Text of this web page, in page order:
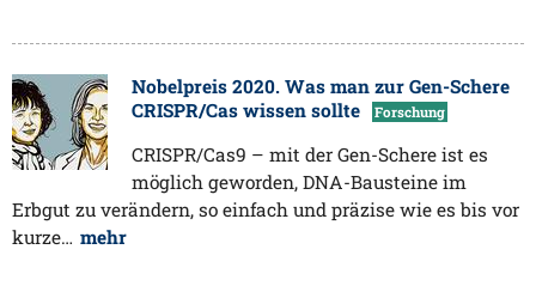
Nobelpreis 2020. Was man zur Gen-Schere
CRISPR/Cas wissen sollte
Forschung
CRISPR/Cas9 – mit der Gen-Schere ist es
möglich geworden, DNA-Bausteine im
Erbgut zu verändern, so einfach und präzise wie es bis vor
kurze… mehr